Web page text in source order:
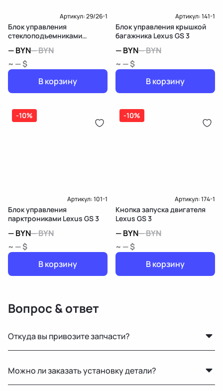
Артикул:29/26-1
Блок управления
стеклоподъемниками
—BYN—BYN
~ — $
В корзину
Артикул:141-1
Блок управления крышкой
багажника Lexus GS 3
—BYN—BYN
~ — $
В корзину
-10%
Артикул:101-1
Блок управления
парктрониками Lexus GS 3
—BYN—BYN
~ — $
В корзину
-10%
Артикул:174-1
Кнопка запуска двигателя
Lexus GS 3
—BYN—BYN
~ — $
В корзину
Вопрос & ответ
Откуда вы привозите запчасти?
проверенных аукционах в Европе, США и арабских
странах. Все детали проходят визуальный осмотр и
Можно ли заказать установку детали?